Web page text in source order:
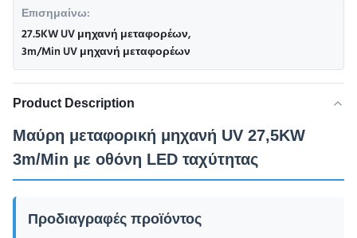
Επισημαίνω:
27.5KW UV μηχανή μεταφορέων,
3m/Min UV μηχανή μεταφορέων
Product Description
Μαύρη μεταφορική μηχανή UV 27,5KW
3m/Min με οθόνη LED ταχύτητας
Προδιαγραφές προϊόντος